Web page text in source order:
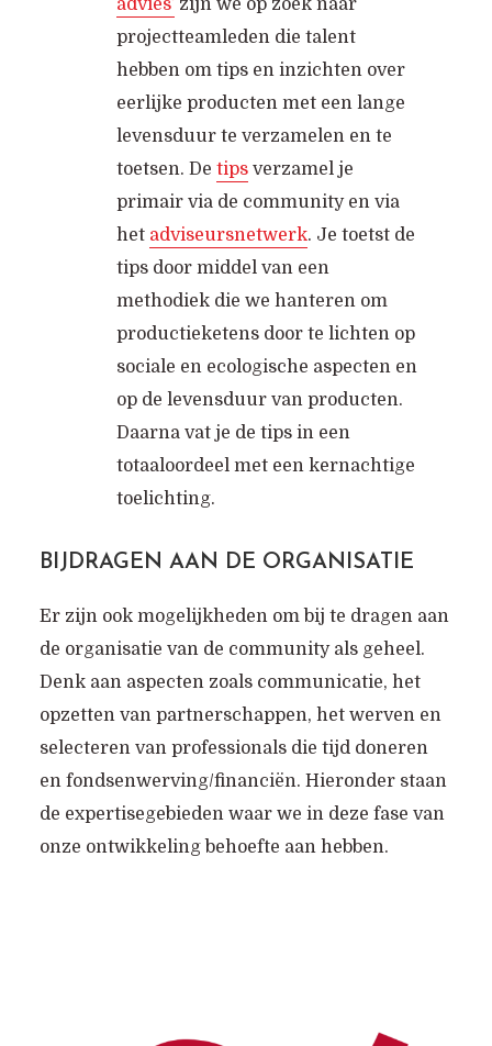
advies’zijn we op zoek naar
projectteamleden die talent
hebben om tips en inzichten over
eerlijke producten met een lange
levensduur te verzamelen en te
toetsen. De tipsverzamel je
primair via de community en via
het adviseursnetwerk. Je toetst de
tips door middel van een
methodiek die we hanteren om
productieketens door te lichten op
sociale en ecologische aspecten en
op de levensduur van producten.
Daarna vat je de tips in een
totaaloordeel met een kernachtige
toelichting.
BIJDRAGEN AAN DE ORGANISATIE
Er zijn ook mogelijkheden om bij te dragen aan
de organisatie van de community als geheel.
Denk aan aspecten zoals communicatie, het
opzetten van partnerschappen, het werven en
selecteren van professionals die tijd doneren
en fondsenwerving/financiën. Hieronder staan
de expertisegebieden waar we in deze fase van
onze ontwikkeling behoefte aan hebben.